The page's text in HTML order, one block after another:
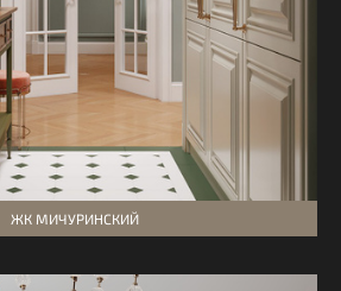
ЖК МИЧУРИНСКИЙ